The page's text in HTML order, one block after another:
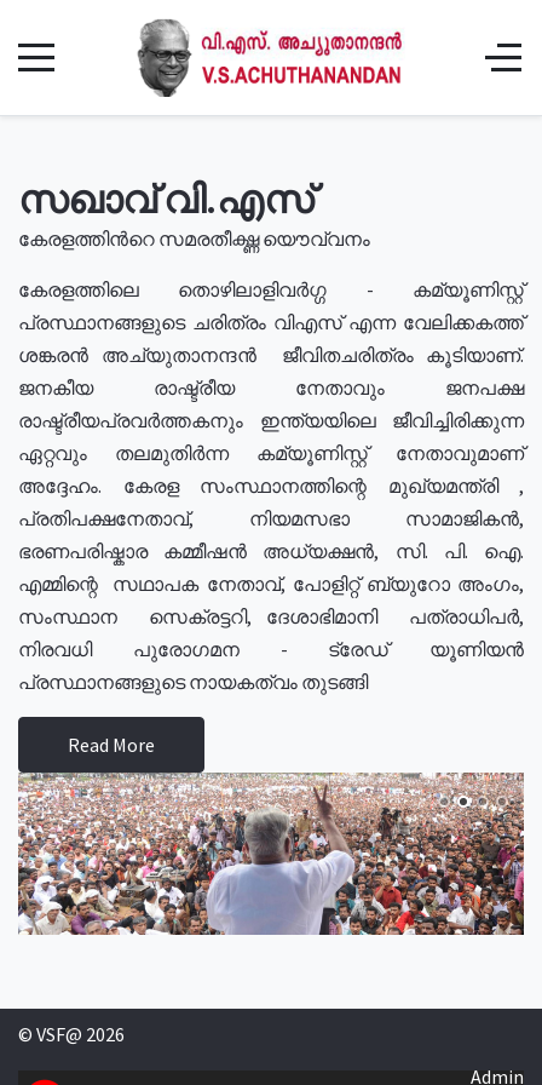
സഖാവ് വി.എസ്
കേരളത്തിൻറെ സമരതീക്ഷ്ണ യൌവ്വനം
കേരളത്തിലെ തൊഴിലാളിവർഗ്ഗ - കമ്യൂണിസ്റ്റ്
പ്രസ്ഥാനങ്ങളുടെ ചരിത്രം വിഎസ് എന്ന വേലിക്കകത്ത്
ശങ്കരൻ അച്യുതാനന്ദൻ ജീവിതചരിത്രം കൂടിയാണ്.
ജനകീയ രാഷ്ട്രീയ നേതാവും ജനപക്ഷ
രാഷ്ട്രീയപ്രവർത്തകനും ഇന്ത്യയിലെ ജീവിച്ചിരിക്കുന്ന
ഏറ്റവും തലമുതിർന്ന കമ്യൂണിസ്റ്റ് നേതാവുമാണ്
അദ്ദേഹം. കേരള സംസ്ഥാനത്തിന്റെ മുഖ്യമന്ത്രി ,
പ്രതിപക്ഷനേതാവ്, നിയമസഭാ സാമാജികൻ,
ഭരണപരിഷ്കാര കമ്മീഷൻ അധ്യക്ഷൻ, സി. പി. ഐ.
എമ്മിന്റെ സഥാപക നേതാവ്, പോളിറ്റ് ബ്യുറോ അംഗം,
സംസ്ഥാന സെക്രട്ടറി, ദേശാഭിമാനി പത്രാധിപർ,
നിരവധി പുരോഗമന - ട്രേഡ് യൂണിയൻ
പ്രസ്ഥാനങ്ങളുടെ നായകത്വം തുടങ്ങി
Read More
© VSF@ 2026
Admin